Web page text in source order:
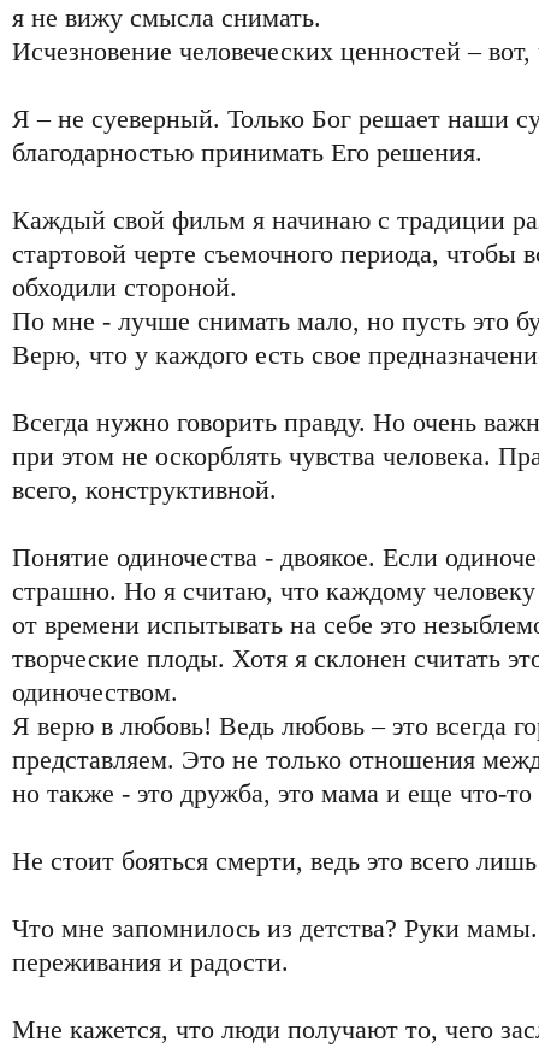
я не вижу смысла снимать.
Исчезновение человеческих ценностей –
Я – не суеверный. Только Бог решает наши
благодарностью принимать Его решения.
Каждый свой фильм я начинаю с традиции
стартовой черте съемочного периода, чтобы
обходили стороной.
По мне - лучше снимать мало, но пусть это
Верю, что у каждого есть свое
Всегда нужно говорить правду. Но очень
при этом не оскорблять чувства человека.
всего, конструктивной.
Понятие одиночества - двоякое. Если
страшно. Но я считаю, что каждому
от времени испытывать на себе это
творческие плоды. Хотя я склонен считать
одиночеством.
Я верю в любовь! Ведь любовь – это всегда
представляем. Это не только отношения
но также - это дружба, это мама и еще что-
Не стоит бояться смерти, ведь это всего
Что мне запомнилось из детства? Руки
переживания и радости.
Мне кажется, что люди получают то, чего